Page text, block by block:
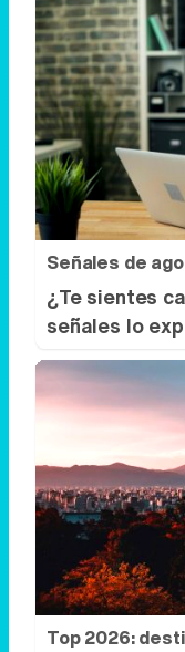
Señales de
¿Te sientes
señales lo
Top 2026: